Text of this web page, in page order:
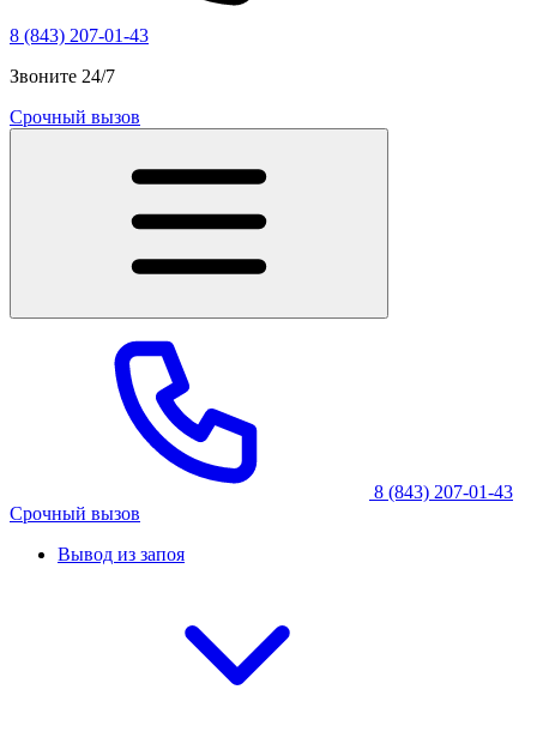
8 (843) 207-01-43
Звоните 24/7
Срочный вызов
8 (843) 207-01-43
Срочный вызов
Вывод из запоя